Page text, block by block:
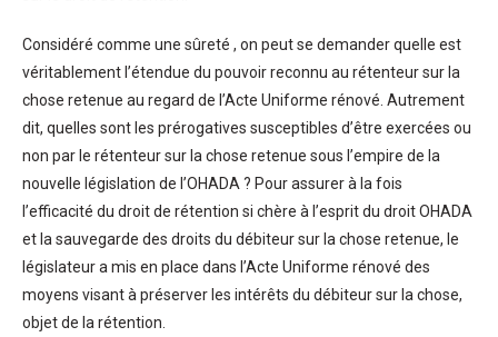
Considéré comme une sûreté , on peut se demander quelle est
véritablement l’étendue du pouvoir reconnu au rétenteur sur la
chose retenue au regard de l’Acte Uniforme rénové. Autrement
dit, quelles sont les prérogatives susceptibles d’être exercées ou
non par le rétenteur sur la chose retenue sous l’empire de la
nouvelle législation de l’OHADA ? Pour assurer à la fois
l’efficacité du droit de rétention si chère à l’esprit du droit OHADA
et la sauvegarde des droits du débiteur sur la chose retenue, le
législateur a mis en place dans l’Acte Uniforme rénové des
moyens visant à préserver les intérêts du débiteur sur la chose,
objet de la rétention.